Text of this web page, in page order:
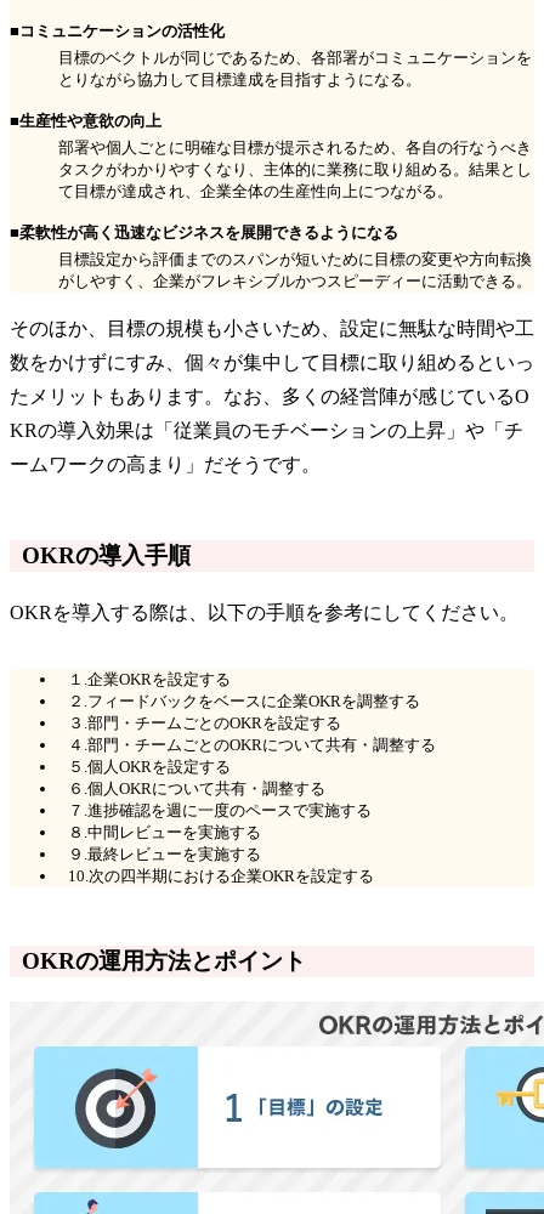
■コミュニケーションの活性化
目標のベクトルが同じであるため、各部署がコミュニケーションを
とりながら協力して目標達成を目指すようになる。
■生産性や意欲の向上
部署や個人ごとに明確な目標が提示されるため、各自の行なうべき
タスクがわかりやすくなり、主体的に業務に取り組める。結果とし
て目標が達成され、企業全体の生産性向上につながる。
■柔軟性が高く迅速なビジネスを展開できるようになる
目標設定から評価までのスパンが短いために目標の変更や方向転換
がしやすく、企業がフレキシブルかつスピーディーに活動できる。
そのほか、目標の規模も小さいため、設定に無駄な時間や工
数をかけずにすみ、個々が集中して目標に取り組めるといっ
たメリットもあります。なお、多くの経営陣が感じているO
KRの導入効果は「従業員のモチベーションの上昇」や「チ
ームワークの高まり」だそうです。
OKRの導入手順
OKRを導入する際は、以下の手順を参考にしてください。
１.企業OKRを設定する
２.フィードバックをベースに企業OKRを調整する
３.部門・チームごとのOKRを設定する
４.部門・チームごとのOKRについて共有・調整する
５.個人OKRを設定する
６.個人OKRについて共有・調整する
７.進捗確認を週に一度のペースで実施する
８.中間レビューを実施する
９.最終レビューを実施する
10.次の四半期における企業OKRを設定する
OKRの運用方法とポイント